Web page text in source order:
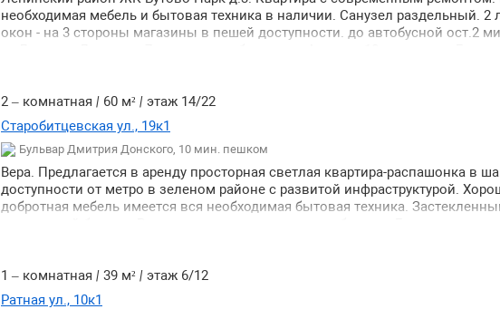
по общей площади ↓
необходимая мебель и бытовая техника в наличии. Санузел раздельный. 2
окон - на 3 стороны магазины в пешей доступности. до автобусной ост.2
2 – комнатная | 60 м² | этаж 14/22
Старобитцевская ул., 19к1
Бульвар Дмитрия Донского, 10 мин. пешком
Вера. Предлагается в аренду просторная светлая квартира-распашонка в
доступности от метро в зеленом районе с развитой инфраструктурой.
добротная мебель имеется вся необходимая бытовая техника.
1 – комнатная | 39 м² | этаж 6/12
Ратная ул., 10к1